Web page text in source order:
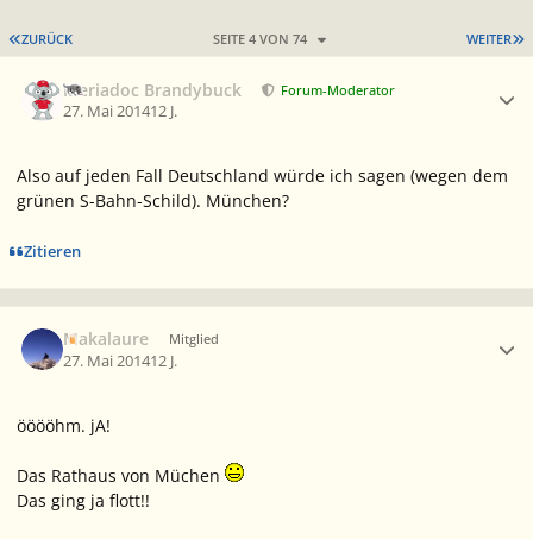
ERSTE SEITE
ZURÜCK WEITER
SEITE 4 VON 74
Meriadoc Brandybuck Forum-Moderator
27. Mai 201412 J.
Also auf jeden Fall Deutschland würde ich sagen (wegen dem
grünen S-Bahn-Schild). München?
Zitieren
Makalaure Mitglied
27. Mai 201412 J.
ööööhm. jA!
Das Rathaus von Müchen
Das ging ja flott!!